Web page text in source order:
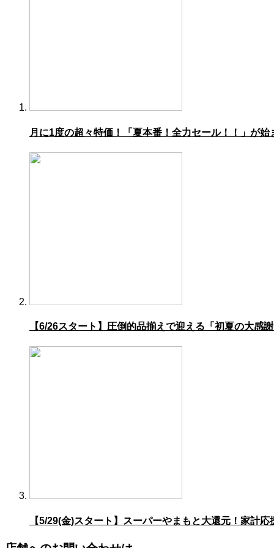
月に1度の超々特価！「夏本番！全力セール！！」が始
【6/26スタート】圧倒的品揃えで迎える「初夏の大感謝
【5/29(金)スタート】スーパーやまもと大還元！家計応